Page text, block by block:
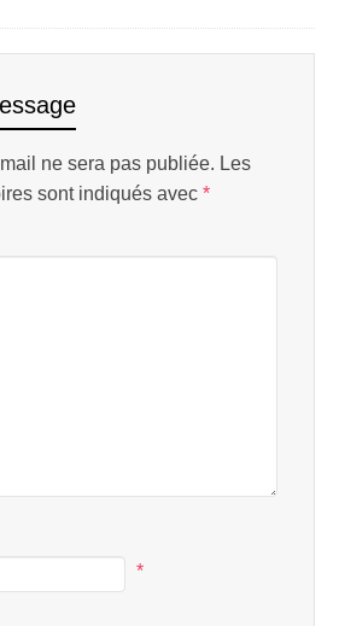
ne sera pas publiée. Les
sont indiqués avec *
*